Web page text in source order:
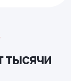
тысячи